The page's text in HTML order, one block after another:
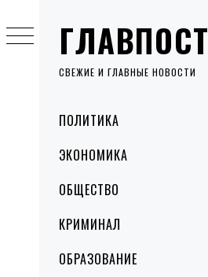
ГЛАВПОСТ
СВЕЖИЕ И ГЛАВНЫЕ НОВОСТИ
MenuПОЛИТИКА
ЭКОНОМИКА
ОБЩЕСТВО
КРИМИНАЛ
ОБРАЗОВАНИЕ
to
content